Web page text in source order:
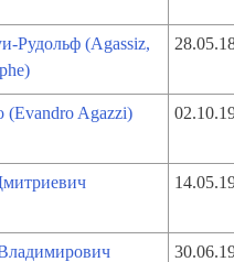
Рудольф (Agassiz,
Agazzi)